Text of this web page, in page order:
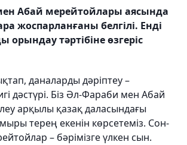
Абай мерейтойлары аясында
жоспарланғаны белгілі. Енді
орындау тәртібіне өзгеріс
даналарды дәріптеу –
дәстүрі. Біз Әл-Фараби мен Абай
ар­қылы қазақ даласындағы
терең екенін көрсетеміз. Сон­
– бәрімізге үлкен сын.